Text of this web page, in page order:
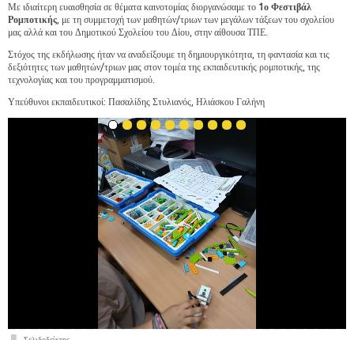
Με ιδιαίτερη ευαισθησία σε θέματα καινοτομίας διοργανώσαμε το 1ο Φεστιβάλ
Ρομποτικής, με τη συμμετοχή των μαθητών/τριων των μεγάλων τάξεων του σχολείου
μας αλλά και του Δημοτικού Σχολείου του Δίου, στην αίθουσα ΤΠΕ.
Στόχος της εκδήλωσης ήταν να αναδείξουμε τη δημιουργικότητα, τη φαντασία και τις
δεξιότητες των μαθητών/τριων μας στον τομέα της εκπαιδευτικής ρομποτικής, της
τεχνολογίας και του προγραμματισμού.
Υπεύθυνοι εκπαιδευτικοί: Πασαλίδης Στυλιανός, Ηλιάσκου Γαλήνη